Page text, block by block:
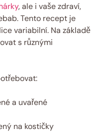
, ale i vaše zdraví,
Tento recept je
variabilní. Na základě
s různými
a uvařené
na kostičky